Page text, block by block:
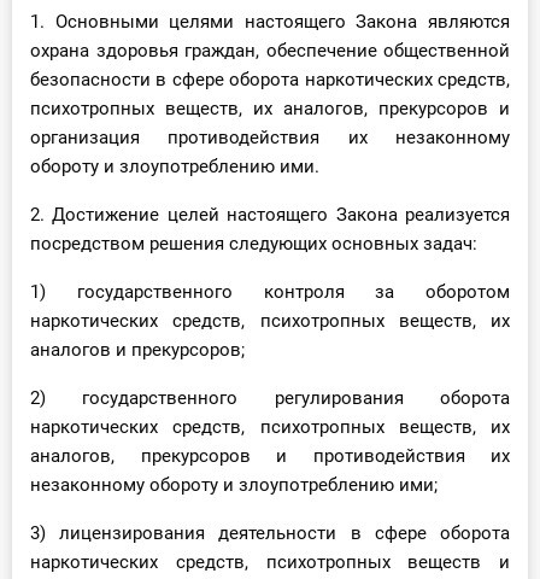
1. Основными целями настоящего Закона являются
охрана здоровья граждан, обеспечение общественной
безопасности в сфере оборота наркотических средств,
психотропных веществ, их аналогов, прекурсоров и
организация противодействия их незаконному
обороту и злоупотреблению ими.
2. Достижение целей настоящего Закона реализуется
посредством решения следующих основных задач:
1) государственного контроля за оборотом
наркотических средств, психотропных веществ, их
аналогов и прекурсоров;
2) государственного регулирования оборота
наркотических средств, психотропных веществ, их
аналогов, прекурсоров и противодействия их
незаконному обороту и злоупотреблению ими;
3) лицензирования деятельности в сфере оборота
наркотических средств, психотропных веществ и